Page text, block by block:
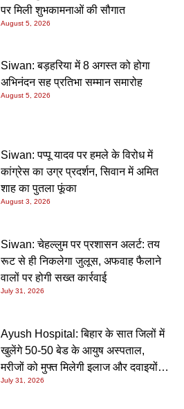
पर मिली शुभकामनाओं की सौगात
August 5, 2026
Siwan: बड़हरिया में 8 अगस्त को होगा
अभिनंदन सह प्रतिभा सम्मान समारोह
August 5, 2026
Siwan: पप्पू यादव पर हमले के विरोध में
कांग्रेस का उग्र प्रदर्शन, सिवान में अमित
शाह का पुतला फूंका
August 3, 2026
Siwan: चेहल्लुम पर प्रशासन अलर्ट: तय
रूट से ही निकलेगा जुलूस, अफवाह फैलाने
वालों पर होगी सख्त कार्रवाई
July 31, 2026
Ayush Hospital: बिहार के सात जिलों में
खुलेंगे 50-50 बेड के आयुष अस्पताल,
मरीजों को मुफ्त मिलेगी इलाज और दवाइयों
की सुविधा
July 31, 2026